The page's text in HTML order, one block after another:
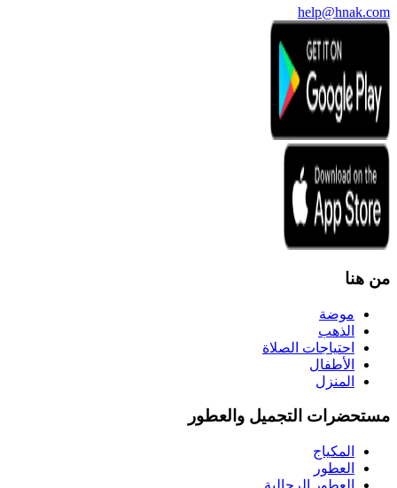
help@hnak.com
من هنا
موضة
الذهب
احتياجات الصلاة
الأطفال
المنزل
مستحضرات التجميل والعطور
المكياج
العطور
العطور الرجالية